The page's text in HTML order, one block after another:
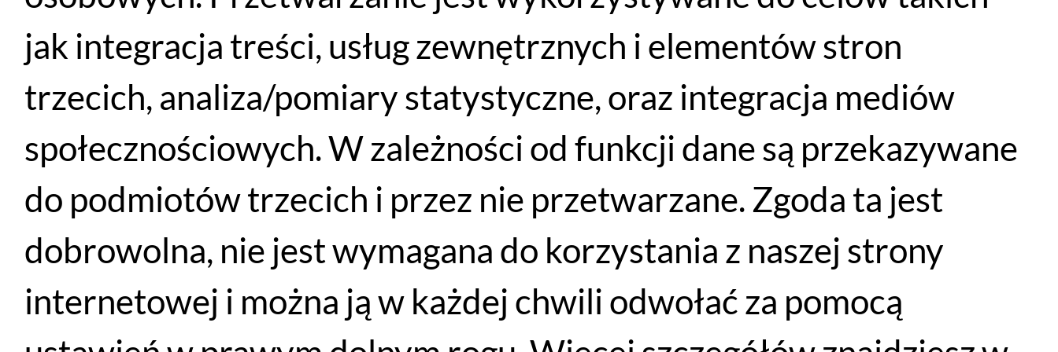
PLN
320PLN
WYBIERZ OPCJE
Kask rowerowy ELECTRA EBC 3000 Lifestyle
167PLN
WYBIERZ OPCJE
Kask rowerowy FOX Dropframe PRO Runn Ce Indigo
1399
od849PLN
WYBIERZ OPCJE
jak integracja treści, usług zewnętrznych i elementów stron
trzecich, analiza/pomiary statystyczne, oraz integracja mediów
społecznościowych. W zależności od funkcji dane są przekazywane
do podmiotów trzecich i przez nie przetwarzane. Zgoda ta jest
dobrowolna, nie jest wymagana do korzystania z naszej strony
internetowej i można ją w każdej chwili odwołać za pomocą